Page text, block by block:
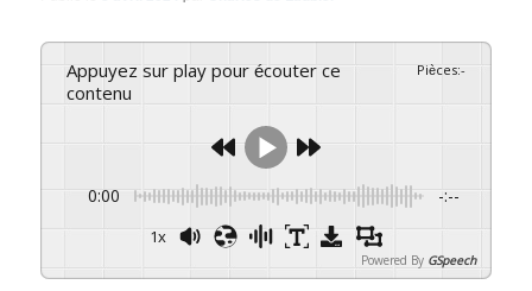
Appuyez sur play pour écouter ce
contenu
Pièces:-
0:00 -:--
1x
Powered By GSpeech